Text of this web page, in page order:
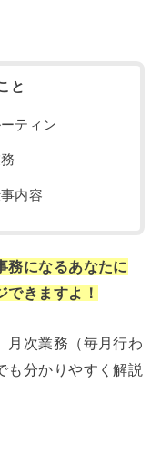
と
ティン
内容
務になるあなたに
できますよ！
月次業務（毎月行わ
も分かりやすく解説